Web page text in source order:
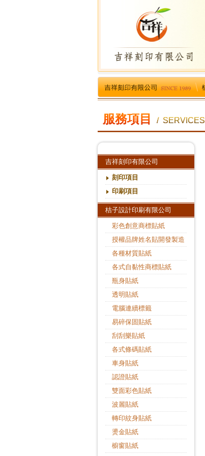
服務項目 / SERVICES
吉祥刻印有限公司
刻印項目
印刷項目
桔子設計印刷有限公司
彩色創意商標貼紙
授權品牌姓名貼開發製造
各種材質貼紙
各式自黏性商標貼紙
瓶身貼紙
透明貼紙
電腦連續標籤
易碎保固貼紙
刮刮樂貼紙
各式條碼貼紙
車身貼紙
認證貼紙
雙面彩色貼紙
波麗貼紙
轉印紋身貼紙
燙金貼紙
櫥窗貼紙